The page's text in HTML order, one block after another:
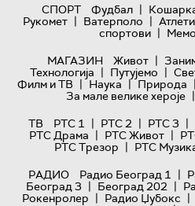
СПОРТ
Фудбал |
Рукомет | Ватерполо |
спортови |
МАГАЗИН
Живот |
Технологијa | Путујемо |
Филм и ТВ | Наука | Природа |
За мале велике хероје |
ТВ
РТС 1 | РТС 2 | РТС 3 |
РТС Драма | РТС Живот |
РТС Трезор | РТС
РАДИО
Радио Београд 1 |
Београд 3 | Београд 202 |
Рокенролер | Радио Џубокс |